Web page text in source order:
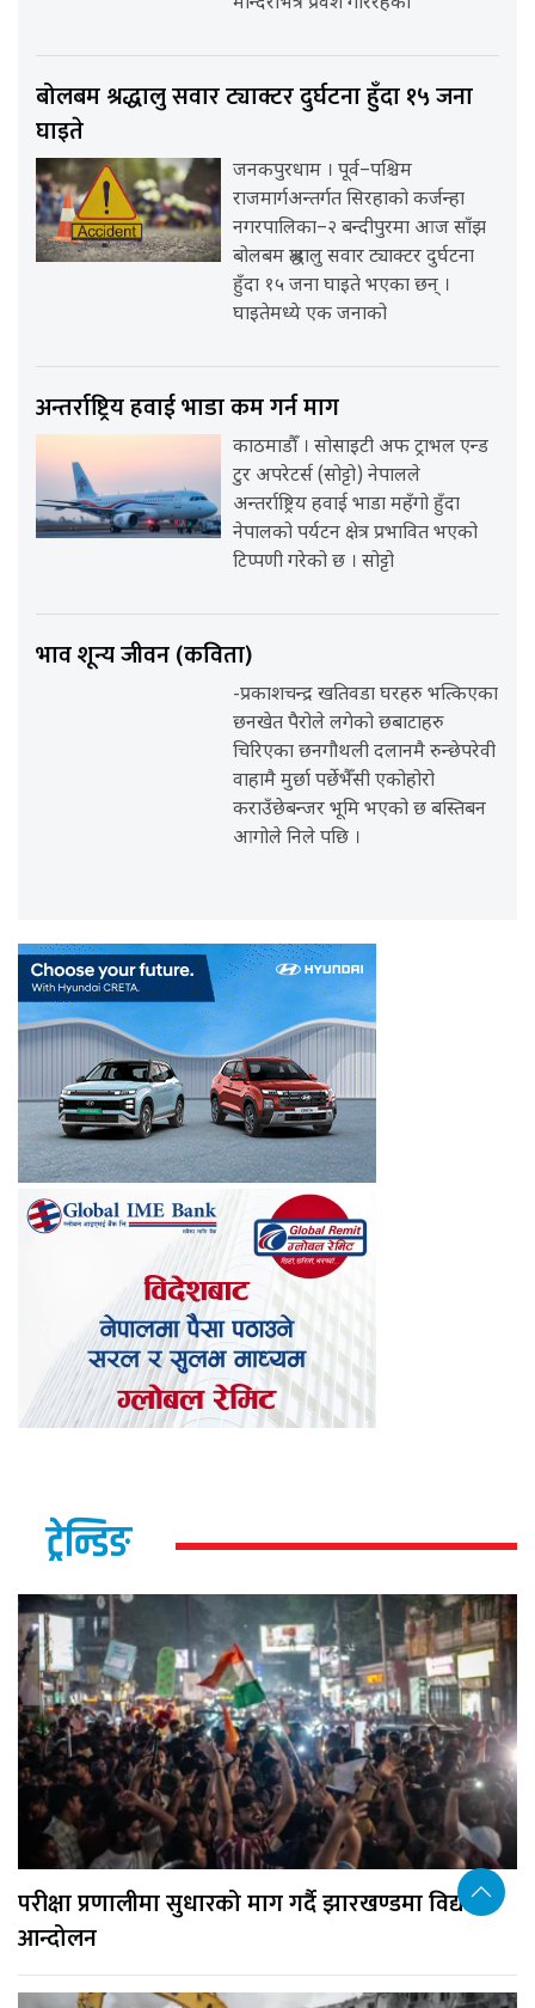
बोलबम श्रद्धालु सवार ट्याक्टर दुर्घटना हुँदा १५ जना
घाइते
जनकपुरधाम । पूर्व–पश्चिम
राजमार्गअन्तर्गत सिरहाको कर्जन्हा
नगरपालिका–२ बन्दीपुरमा आज साँझ
बोलबम श्रद्धालु सवार ट्याक्टर दुर्घटना
हुँदा १५ जना घाइते भएका छन् ।
घाइतेमध्ये एक जनाको
अन्तर्राष्ट्रिय हवाई भाडा कम गर्न माग
काठमाडौँ । सोसाइटी अफ ट्राभल एन्ड
टुर अपरेटर्स (सोट्टो) नेपालले
अन्तर्राष्ट्रिय हवाई भाडा महँगो हुँदा
नेपालको पर्यटन क्षेत्र प्रभावित भएको
टिप्पणी गरेको छ । सोट्टो
भाव शून्य जीवन (कविता)
-प्रकाशचन्द्र खतिवडा घरहरु भत्किएका
छनखेत पैरोले लगेको छबाटाहरु
चिरिएका छनगौथली दलानमै रुन्छेपरेवी
वाहामै मुर्छा पर्छेभैँसी एकोहोरो
कराउँछेबन्जर भूमि भएको छ बस्तिबन
आगोले निले पछि ।
ट्रेन्डिङ
परीक्षा प्रणालीमा सुधारको माग गर्दै झारखण्डमा विद्यार्थी
आन्दोलन